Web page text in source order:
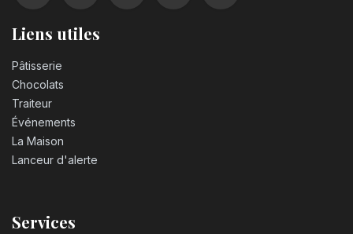
Liens utiles
Pâtisserie
Chocolats
Traiteur
Événements
La Maison
Lanceur d'alerte
Services